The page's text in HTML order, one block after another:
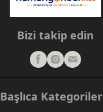
Bizi takip edin
Başlıca Kategoriler